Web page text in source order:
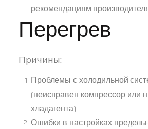
рекомендациям
Перегрев
Причины:
Проблемы с холодильной
(неисправен компрессор или
хладагента).
Ошибки в настройках